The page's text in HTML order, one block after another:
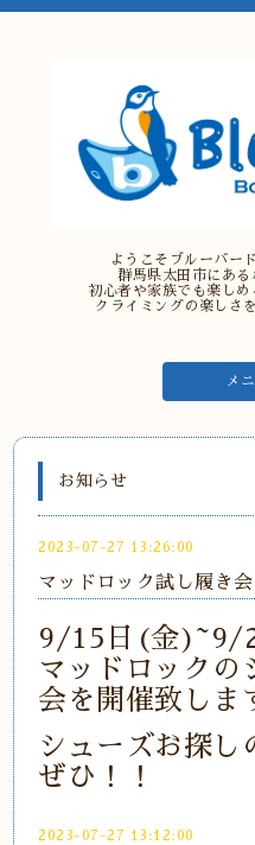
ようこそブルーバー
群馬県太田市にある
初心者や家族でも楽しめ
クライミングの楽しさ
メ
お知らせ
2023-07-27 13:26:00
マッドロック試し履き
9/15日(金)~9/
マッドロックの
会を開催致しま
シューズお探し
ぜひ！！
2023-07-27 13:12:00